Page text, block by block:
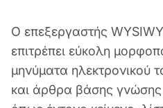
Ο επεξεργαστής
επιτρέπει εύκολη
μηνύματα ηλεκτρονικού
και άρθρα βάσης γνώσης